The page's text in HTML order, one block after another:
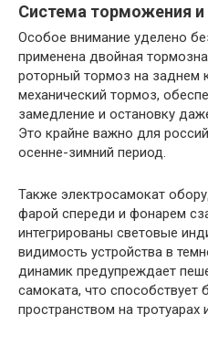
Система торможения и
Особое внимание уделено
применена двойная
роторный тормоз на заднем
механический тормоз,
замедление и остановку
Это крайне важно для
осенне-зимний период.
Также электросамокат
фарой спереди и фонарем
интегрированы световые
видимость устройства в
динамик предупреждает
самоката, что способствует
пространством на